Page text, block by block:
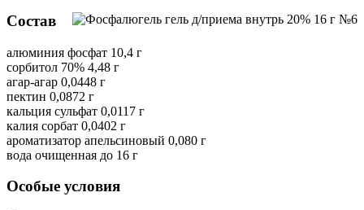
Состав
алюминия фосфат 10,4 г
сорбитол 70% 4,48 г
агар-агар 0,0448 г
пектин 0,0872 г
кальция сульфат 0,0117 г
калия сорбат 0,0402 г
ароматизатор апельсиновый 0,080 г
вода очищенная до 16 г
Особые условия